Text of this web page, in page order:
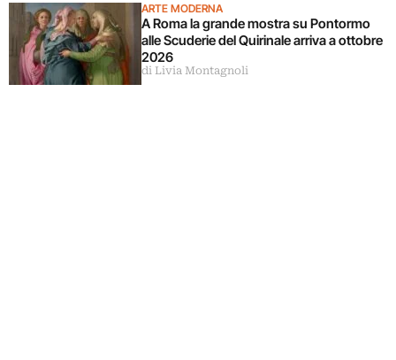
ARTE MODERNA
A Roma la grande mostra su Pontormo
alle Scuderie del Quirinale arriva a ottobre
2026
di Livia Montagnoli